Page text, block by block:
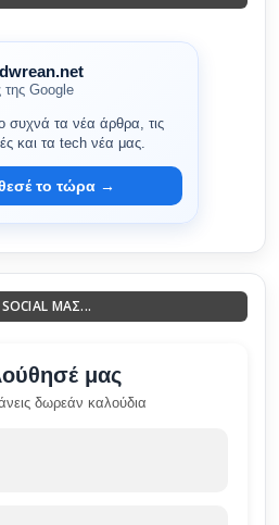
της Google
συχνά τα νέα άρθρα, τις
και τα tech νέα μας.
το τώρα →
ΜΑΣ...
μας
δωρεάν καλούδια